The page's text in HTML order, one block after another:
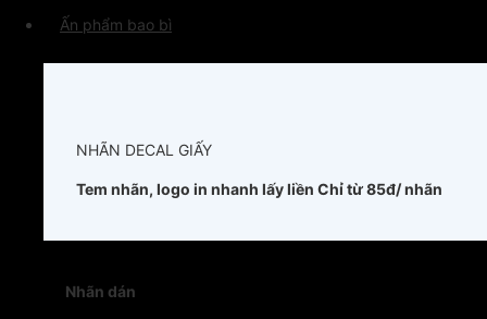
Ấn phẩm bao bì
NHÃN DECAL GIẤY
Tem nhãn, logo in nhanh lấy liền Chỉ từ 85đ/ nhãn
Nhãn dán